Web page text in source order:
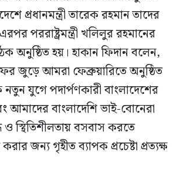
প্রধানমন্ত্রী তারেক রহমান তাদের
পররাষ্ট্রমন্ত্রী খলিলুর রহমানের
অনুষ্ঠিত হয়। হাকান ফিদান বলেন,
জুড়ে আমরা ফেব্রুয়ারিতে অনুষ্ঠিত
যুগে পদার্পণকারী বাংলাদেশের
আমাদের বাংলাদেশি ভাই-বোনেরা
ও স্থিতিশীলতায় বসবাস করতে
জন্য গৃহীত ব্যাপক প্রচেষ্টা প্রত্যক্ষ